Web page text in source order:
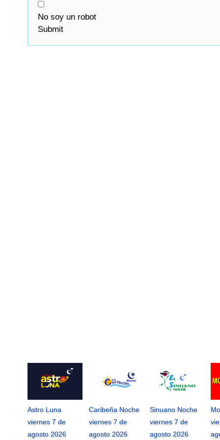
No soy un robot
Submit
Astro Luna
viernes 7 de
agosto 2026
Caribeña Noche
viernes 7 de
agosto 2026
Sinuano Noche
viernes 7 de
agosto 2026